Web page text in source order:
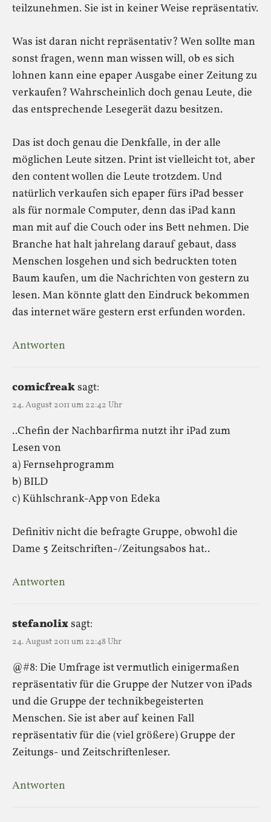
teilzunehmen. Sie ist in keiner Weise repräsentativ.
Was ist daran nicht repräsentativ? Wen sollte man
sonst fragen, wenn man wissen will, ob es sich
lohnen kann eine epaper Ausgabe einer Zeitung zu
verkaufen? Wahrscheinlich doch genau Leute, die
das entsprechende Lesegerät dazu besitzen.
Das ist doch genau die Denkfalle, in der alle
möglichen Leute sitzen. Print ist vielleicht tot, aber
den content wollen die Leute trotzdem. Und
natürlich verkaufen sich epaper fürs iPad besser
als für normale Computer, denn das iPad kann
man mit auf die Couch oder ins Bett nehmen. Die
Branche hat halt jahrelang darauf gebaut, dass
Menschen losgehen und sich bedruckten toten
Baum kaufen, um die Nachrichten von gestern zu
lesen. Man könnte glatt den Eindruck bekommen
das internet wäre gestern erst erfunden worden.
Antworten
comicfreaksagt:
24. August 2011 um 22:42 Uhr
..Chefin der Nachbarfirma nutzt ihr iPad zum
Lesen von
a) Fernsehprogramm
b) BILD
c) Kühlschrank-App von Edeka
Definitiv nicht die befragte Gruppe, obwohl die
Dame 5 Zeitschriften-/Zeitungsabos hat..
Antworten
stefanolixsagt:
24. August 2011 um 22:48 Uhr
@#8: Die Umfrage ist vermutlich einigermaßen
repräsentativ für die Gruppe der Nutzer von iPads
und die Gruppe der technikbegeisterten
Menschen. Sie ist aber auf keinen Fall
repräsentativ für die (viel größere) Gruppe der
Zeitungs- und Zeitschriftenleser.
Antworten